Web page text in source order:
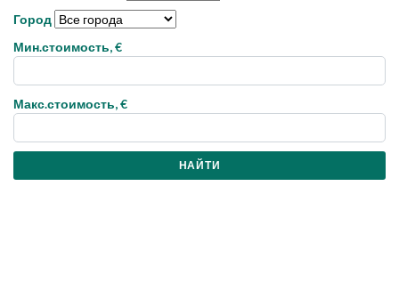
Город
Мин.стоимость, €
Макс.стоимость, €
НАЙТИ